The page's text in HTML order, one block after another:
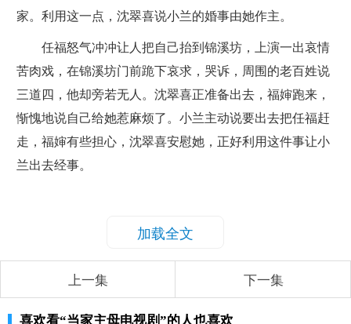
家。利用这一点，沈翠喜说小兰的婚事由她作主。
任福怒气冲冲让人把自己抬到锦溪坊，上演一出哀情
苦肉戏，在锦溪坊门前跪下哀求，哭诉，周围的老百姓说
三道四，他却旁若无人。沈翠喜正准备出去，福婶跑来，
惭愧地说自己给她惹麻烦了。小兰主动说要出去把任福赶
走，福婶有些担心，沈翠喜安慰她，正好利用这件事让小
兰出去经事。
加载全文
上一集 下一集
喜欢看“当家主母电视剧”的人也喜欢